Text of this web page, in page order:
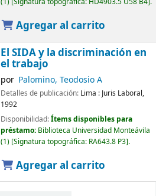
Agregar al carrito
El SIDA y la discriminación en
el trabajo
por Palomino, Teodosio A
Detalles de publicación: Lima : Juris Laboral,
1992
Disponibilidad:Ítems disponibles para
préstamo: Biblioteca Universidad Monteávila
(1) Signatura topográfica: RA643.8 P3 .
Agregar al carrito